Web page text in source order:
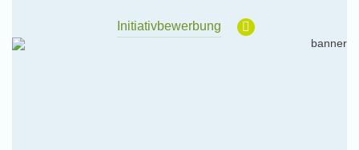
Initiativbewerbung